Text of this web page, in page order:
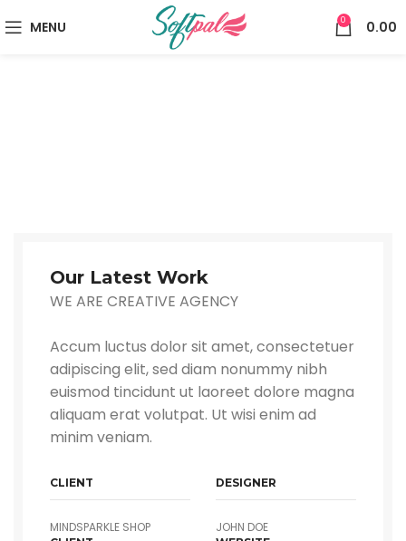
MENU 0 0.00
Our Latest Work
WE ARE CREATIVE AGENCY
Accum luctus dolor sit amet, consectetuer
adipiscing elit, sed diam nonummy nibh
euismod tincidunt ut laoreet dolore magna
aliquam erat volutpat. Ut wisi enim ad
minim veniam.
CLIENT
MINDSPARKLE SHOP
DESIGNER
JOHN DOE